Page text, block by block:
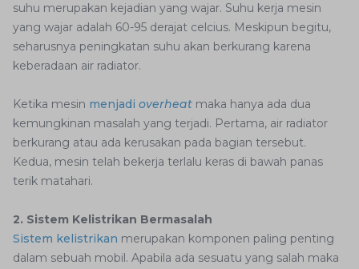
suhu merupakan kejadian yang wajar. Suhu kerja mesin
yang wajar adalah 60-95 derajat celcius. Meskipun begitu,
seharusnya peningkatan suhu akan berkurang karena
keberadaan air radiator.
Ketika mesin menjadi overheat maka hanya ada dua
kemungkinan masalah yang terjadi. Pertama, air radiator
berkurang atau ada kerusakan pada bagian tersebut.
Kedua, mesin telah bekerja terlalu keras di bawah panas
terik matahari.
2. Sistem Kelistrikan Bermasalah
Sistem kelistrikan merupakan komponen paling penting
dalam sebuah mobil. Apabila ada sesuatu yang salah maka